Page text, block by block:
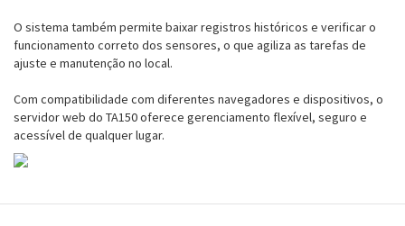
O sistema também permite baixar registros históricos e verificar o
funcionamento correto dos sensores, o que agiliza as tarefas de
ajuste e manutenção no local.
Com compatibilidade com diferentes navegadores e dispositivos, o
servidor web do TA150 oferece gerenciamento flexível, seguro e
acessível de qualquer lugar.